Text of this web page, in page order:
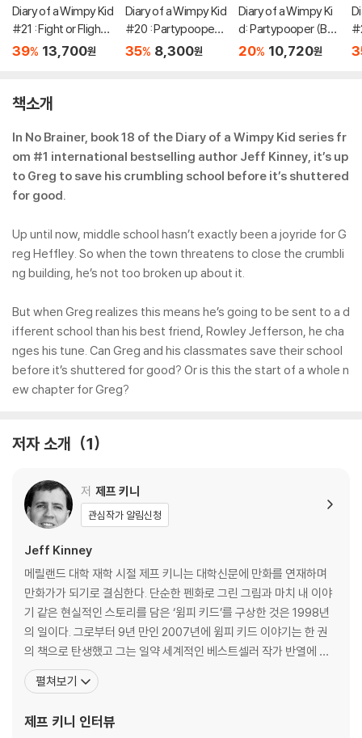
Diary of a Wimpy Kid
#21 : Fight or Flight
(미국판)
39% 13,700원
Diary of a Wimpy Kid
#20 : Partypooper
(미국판)
35% 8,300원
Diary of a Wimpy Ki
d: Partypooper (Bo
ok 20)
20% 10,720원
(
책소개
In No Brainer, book 18 of the Diary of a Wimpy Kid series fr
om #1 international bestselling author Jeff Kinney, it’s up
to Greg to save his crumbling school before it’s shuttered
for good.
Up until now, middle school hasn’t exactly been a joyride for G
reg Heffley. So when the town threatens to close the crumbli
ng building, he’s not too broken up about it.
But when Greg realizes this means he’s going to be sent to a d
ifferent school than his best friend, Rowley Jefferson, he cha
nges his tune. Can Greg and his classmates save their school
before it’s shuttered for good? Or is this the start of a whole n
ew chapter for Greg?
저자 소개 1
저 제프 키니
관심작가 알림신청
Jeff Kinney
메릴랜드 대학 재학 시절 제프 키니는 대학신문에 만화를 연재하며
만화가가 되기로 결심한다. 단순한 펜화로 그린 그림과 마치 내 이야
기 같은 현실적인 스토리를 담은 ‘윔피 키드’를 구상한 것은 1998년
의 일이다. 그로부터 9년 만인 2007년에 윔피 키드 이야기는 한 권
의 책으로 탄생했고 그는 일약 세계적인 베스트셀러 작가 반열에 오
른다. 『윔피 키드』는 아동출판의 흐름을 바꿨다는 평가를 받으며 베
스트셀러 행진을 변함없이 이어가고 있다. 그가 쓴 「윔피 키드」 시리
로 꼽혔고 영화로도 3편이 제작되었으며 전 세계에
펼쳐보기
제프 키니 인터뷰